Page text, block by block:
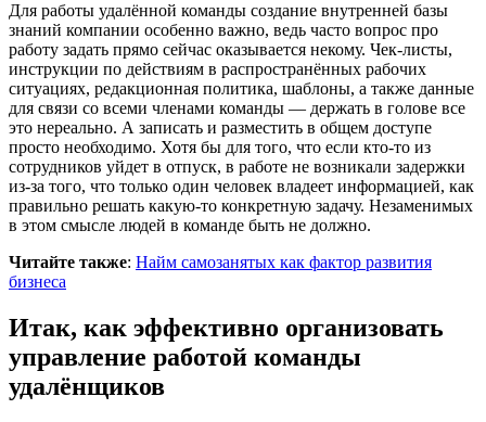
Для работы удалённой команды создание внутренней базы
знаний компании особенно важно, ведь часто вопрос про
работу задать прямо сейчас оказывается некому. Чек-листы,
инструкции по действиям в распространённых рабочих
ситуациях, редакционная политика, шаблоны, а также данные
для связи со всеми членами команды — держать в голове все
это нереально. А записать и разместить в общем доступе
просто необходимо. Хотя бы для того, что если кто‑то из
сотрудников уйдет в отпуск, в работе не возникали задержки
из‑за того, что только один человек владеет информацией, как
правильно решать какую-то конкретную задачу. Незаменимых
в этом смысле людей в команде быть не должно.
Читайте также: Найм самозанятых как фактор развития
бизнеса
Итак, как эффективно организовать
управление работой команды
удалёнщиков